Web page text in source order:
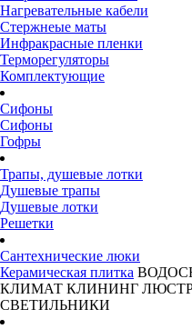
Нагревательные кабели
Стержнеые маты
Инфракрасные пленки
Терморегуляторы
Комплектующие
Сифоны
Сифоны
Гофры
Трапы, душевые лотки
Душевые трапы
Душевые лотки
Решетки
Сантехнические люки
Керамическая плитка
КЛИМАТ КЛИНИНГ
СВЕТИЛЬНИКИ